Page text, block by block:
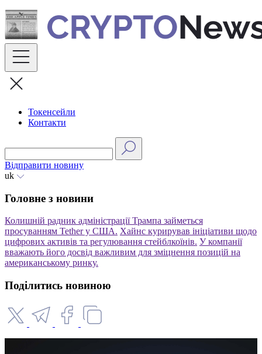
Skip
to
content
Токенсейли
Контакти
Відправити новину
uk
Головне з новини
Колишній радник адміністрації Трампа займеться
просуванням Tether у США. Хайнс курирував ініціативи щодо
цифрових активів та регулювання стейблкоїнів. У компанії
вважають його досвід важливим для зміцнення позицій на
американському ринку.
Поділитись новиною